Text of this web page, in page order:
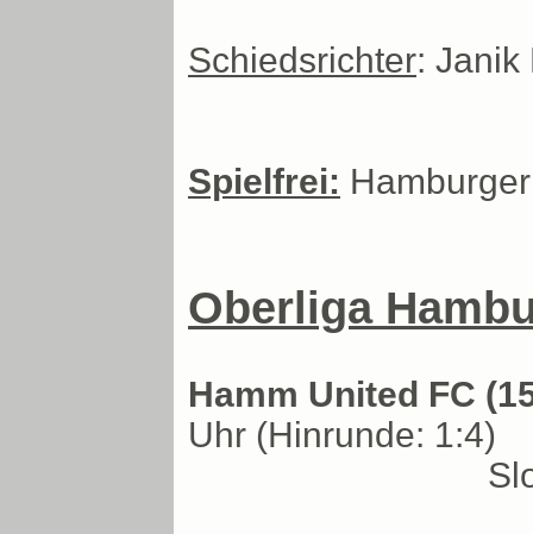
Schiedsrichter: Janik
Spielfrei:
Oberliga
Hamm United FC
Uhr (Hinrunde: 1:4)